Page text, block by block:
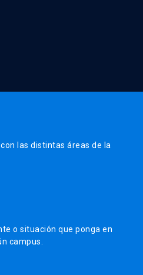
las distintas áreas de la
o situación que ponga en
campus.